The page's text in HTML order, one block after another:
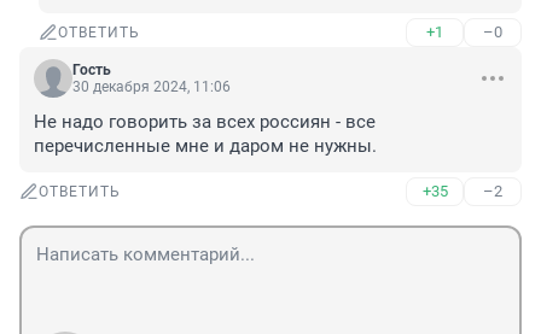
ОТВЕТИТЬ +1 –0
Гость
30 декабря 2024, 11:06
Не надо говорить за всех россиян - все
перечисленные мне и даром не нужны.
ОТВЕТИТЬ +35 –2